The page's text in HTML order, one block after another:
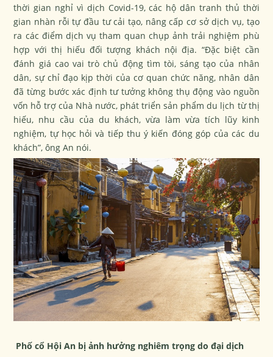
thời gian nghỉ vì dịch Covid-19, các hộ dân tranh thủ thời
gian nhàn rỗi tự đầu tư cải tạo, nâng cấp cơ sở dịch vụ, tạo
ra các điểm dịch vụ tham quan chụp ảnh trải nghiệm phù
hợp với thị hiếu đối tượng khách nội địa. “Đặc biệt cần
đánh giá cao vai trò chủ động tìm tòi, sáng tạo của nhân
dân, sự chỉ đạo kịp thời của cơ quan chức năng, nhân dân
đã từng bước xác định tư tưởng không thụ động vào nguồn
vốn hỗ trợ của Nhà nước, phát triển sản phẩm du lịch từ thị
hiếu, nhu cầu của du khách, vừa làm vừa tích lũy kinh
nghiệm, tự học hỏi và tiếp thu ý kiến đóng góp của các du
khách”, ông An nói.
Phố cổ Hội An bị ảnh hưởng nghiêm trọng do đại dịch